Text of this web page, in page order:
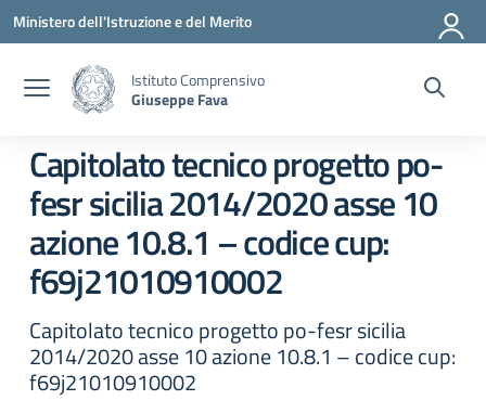
Vai ai contenuti
Vai al menu di navigazione
Vai al footer
Ministero dell'Istruzione e del Merito
Istituto Comprensivo
Giuseppe Fava
Capitolato tecnico progetto po-
fesr sicilia 2014/2020 asse 10
azione 10.8.1 – codice cup:
f69j21010910002
Capitolato tecnico progetto po-fesr sicilia
2014/2020 asse 10 azione 10.8.1 – codice cup:
f69j21010910002